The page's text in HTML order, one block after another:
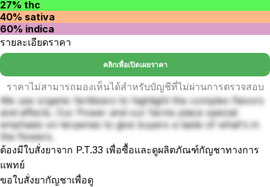
27% thc
40% sativa
60% indica
รายละเอียดราคา
คลิกเพื่อเปิดเผยราคา
ราคาไม่สามารถมองเห็นได้สำหรับบัญชีที่ไม่ผ่านการตรวจสอบ
We use organic fertilizers to highlight the complex flavors
and effects. Our Power and our farms place special
emphasis on terpenes to give buyers a taste of what's in
the flowers.
ต้องมีใบสั่งยาจาก P.T.33 เพื่อซื้อและดูผลิตภัณฑ์กัญชาทางการ
แพทย์
ขอใบสั่งยากัญชาเพื่อดู